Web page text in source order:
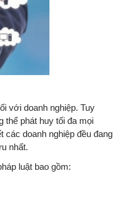
với doanh nghiệp. Tuy
thể phát huy tối đa mọi
các doanh nghiệp đều đang
nhất.
luật bao gồm: